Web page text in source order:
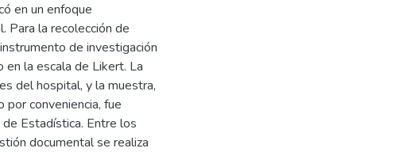
en un enfoque
Para la recolección de
de investigación
la escala de Likert. La
del hospital, y la muestra,
conveniencia, fue
Estadística. Entre los
documental se realiza